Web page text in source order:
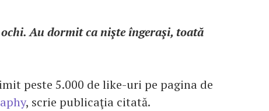
Au dormit ca nişte îngeraşi, toată
peste 5.000 de like-uri pe pagina de
, scrie publicaţia citată.